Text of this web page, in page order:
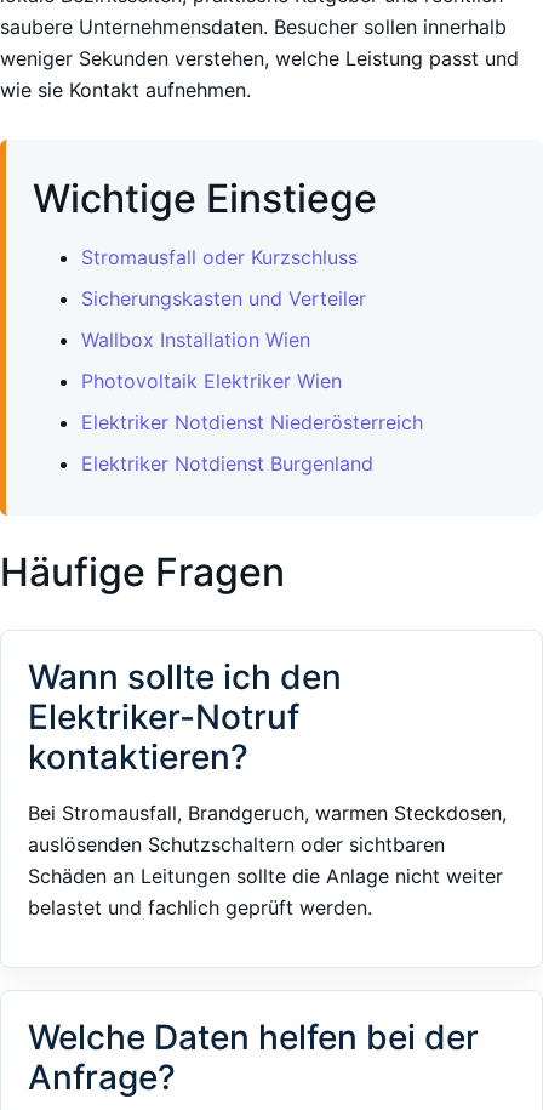
saubere Unternehmensdaten. Besucher sollen innerhalb
weniger Sekunden verstehen, welche Leistung passt und
wie sie Kontakt aufnehmen.
Wichtige Einstiege
Stromausfall oder Kurzschluss
Sicherungskasten und Verteiler
Wallbox Installation Wien
Photovoltaik Elektriker Wien
Elektriker Notdienst Niederösterreich
Elektriker Notdienst Burgenland
Häufige Fragen
Wann sollte ich den
Elektriker-Notruf
kontaktieren?
Bei Stromausfall, Brandgeruch, warmen Steckdosen,
auslösenden Schutzschaltern oder sichtbaren
Schäden an Leitungen sollte die Anlage nicht weiter
belastet und fachlich geprüft werden.
Welche Daten helfen bei der
Anfrage?